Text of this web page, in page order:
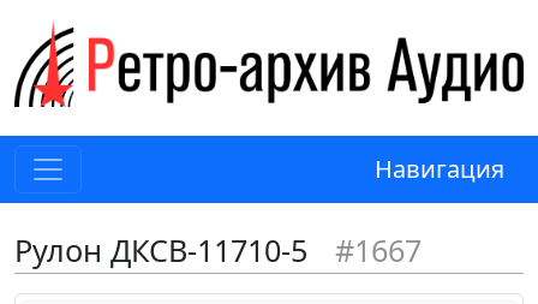
Навигация
Рулон ДКСВ-11710-5 #1667